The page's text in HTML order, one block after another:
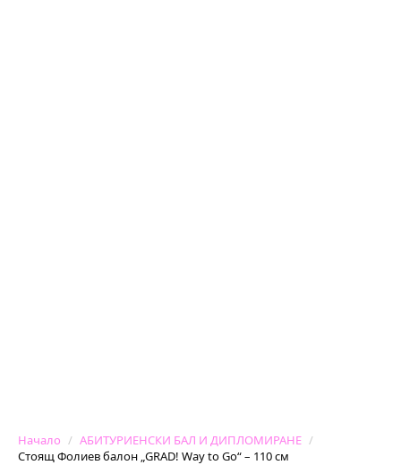
Начало
АБИТУРИЕНСКИ БАЛ И ДИПЛОМИРАНЕ
Стоящ Фолиев балон „GRAD! Way to Go“ – 110 см